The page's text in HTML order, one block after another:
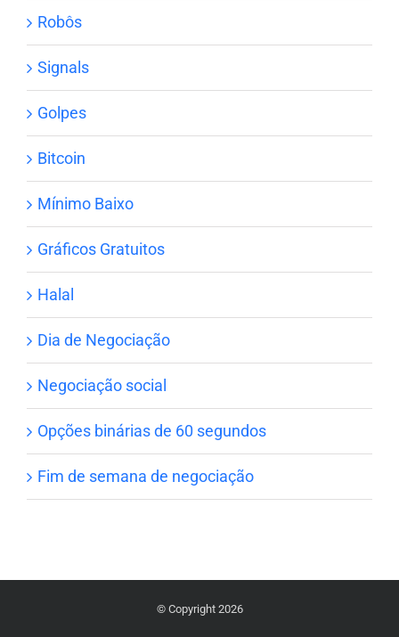
Robôs
Signals
Golpes
Bitcoin
Mínimo Baixo
Gráficos Gratuitos
Halal
Dia de Negociação
Negociação social
Opções binárias de 60 segundos
Fim de semana de negociação
© Copyright 2026